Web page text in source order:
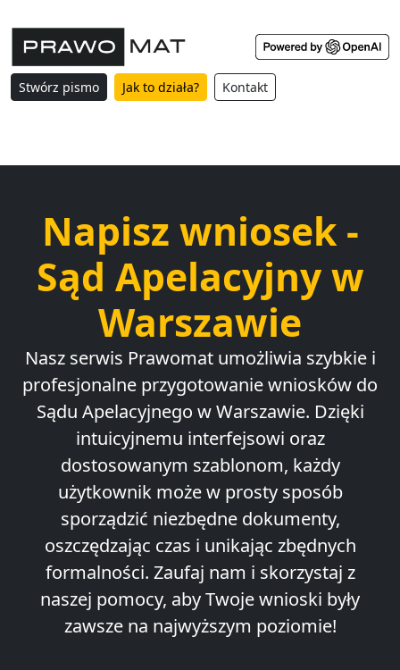
Stwórz pismo Jak to działa? Kontakt
Napisz wniosek -
Sąd Apelacyjny w
Warszawie
Nasz serwis Prawomat umożliwia szybkie i
profesjonalne przygotowanie wniosków do
Sądu Apelacyjnego w Warszawie. Dzięki
intuicyjnemu interfejsowi oraz
dostosowanym szablonom, każdy
użytkownik może w prosty sposób
sporządzić niezbędne dokumenty,
oszczędzając czas i unikając zbędnych
formalności. Zaufaj nam i skorzystaj z
naszej pomocy, aby Twoje wnioski były
zawsze na najwyższym poziomie!